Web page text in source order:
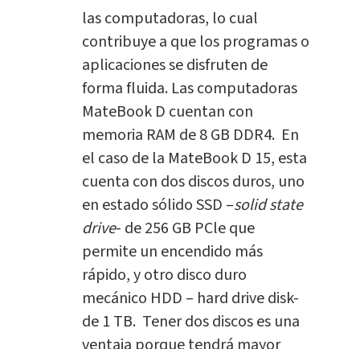
las computadoras, lo cual
contribuye a que los programas o
aplicaciones se disfruten de
forma fluida. Las computadoras
MateBook D cuentan con
memoria RAM de 8 GB DDR4. En
el caso de la MateBook D 15, esta
cuenta con dos discos duros, uno
en estado sólido SSD –solid state
drive- de 256 GB PCle que
permite un encendido más
rápido, y otro disco duro
mecánico HDD – hard drive disk-
de 1 TB. Tener dos discos es una